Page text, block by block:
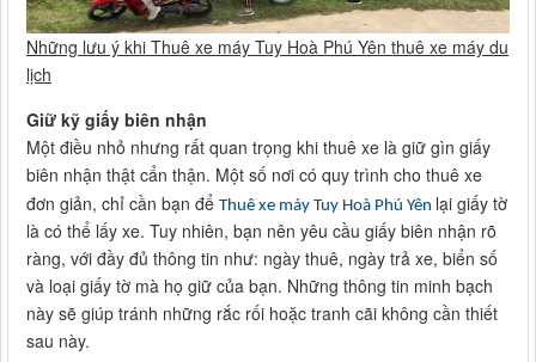
Những lưu ý khi Thuê xe máy Tuy Hoà Phú Yên thuê xe máy du
lịch
Giữ kỹ giấy biên nhận
Một điều nhỏ nhưng rất quan trọng khi thuê xe là giữ gìn giấy
biên nhận thật cẩn thận. Một số nơi có quy trình cho thuê xe
đơn giản, chỉ cần bạn để Thuê xe máy Tuy Hoà Phú Yên lại giấy tờ
là có thể lấy xe. Tuy nhiên, bạn nên yêu cầu giấy biên nhận rõ
ràng, với đầy đủ thông tin như: ngày thuê, ngày trả xe, biển số
và loại giấy tờ mà họ giữ của bạn. Những thông tin minh bạch
này sẽ giúp tránh những rắc rối hoặc tranh cãi không cần thiết
sau này.